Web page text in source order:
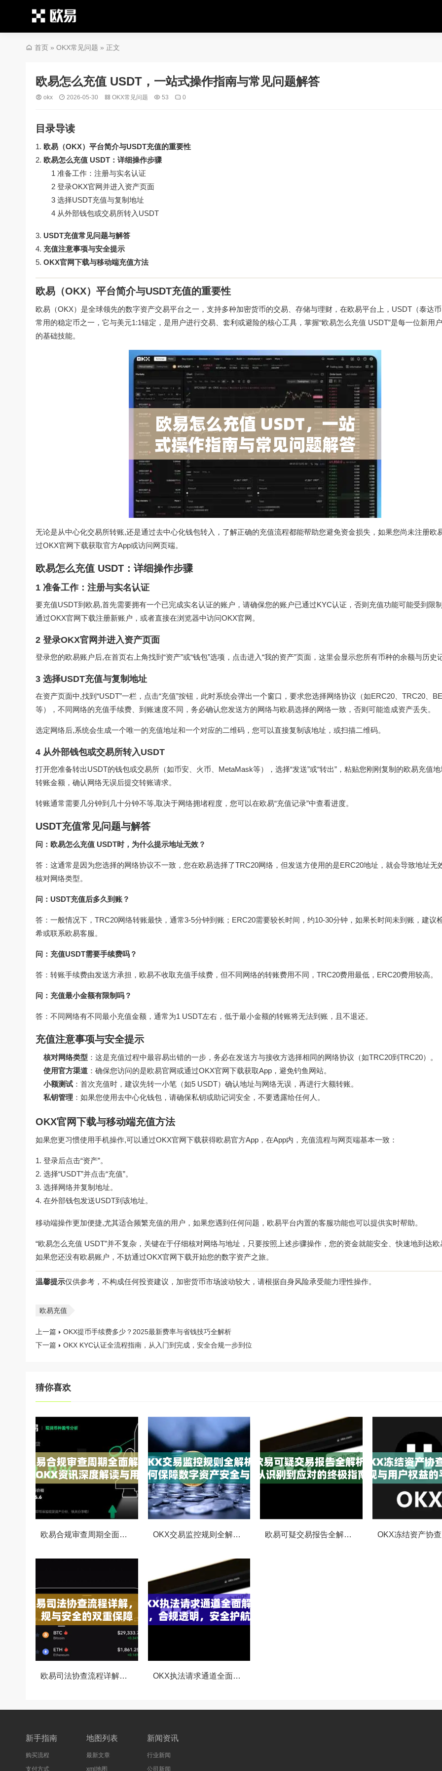
首页 » OKX常见问题 » 正文
欧易怎么充值 USDT，一站式操作指南与常见问题解答
okx 2026-05-30 OKX常见问题 53 0
目录导读
欧易（OKX）平台简介与USDT充值的重要性
欧易怎么充值 USDT：详细操作步骤
1 准备工作：注册与实名认证
2 登录OKX官网并进入资产页面
3 选择USDT充值与复制地址
4 从外部钱包或交易所转入USDT
USDT充值常见问题与解答
充值注意事项与安全提示
OKX官网下载与移动端充值方法
欧易（OKX）平台简介与USDT充值的重要性
欧易（OKX）是全球领先的数字资产交易平台之一，支持多种加密货币的交易、存储与理财，在欧易平台上，USDT（泰达
常用的稳定币之一，它与美元1:1锚定，是用户进行交易、套利或避险的核心工具，掌握“欧易怎么充值 USDT”是每一位新用
的基础技能。
无论是从中心化交易所转账,还是通过去中心化钱包转入，了解正确的充值流程都能帮助您避免资金损失，如果您尚未注册欧
过OKX官网下载获取官方App或访问网页端。
欧易怎么充值 USDT：详细操作步骤
1 准备工作：注册与实名认证
要充值USDT到欧易,首先需要拥有一个已完成实名认证的账户，请确保您的账户已通过KYC认证，否则充值功能可能受到限
通过OKX官网下载注册新账户，或者直接在浏览器中访问OKX官网。
2 登录OKX官网并进入资产页面
登录您的欧易账户后,在首页右上角找到“资产”或“钱包”选项，点击进入“我的资产”页面，这里会显示您所有币种的余额与历史
3 选择USDT充值与复制地址
在资产页面中,找到“USDT”一栏，点击“充值”按钮，此时系统会弹出一个窗口，要求您选择网络协议（如ERC20、TRC20、
等），不同网络的充值手续费、到账速度不同，务必确认您发送方的网络与欧易选择的网络一致，否则可能造成资产丢失。
选定网络后,系统会生成一个唯一的充值地址和一个对应的二维码，您可以直接复制该地址，或扫描二维码。
4 从外部钱包或交易所转入USDT
打开您准备转出USDT的钱包或交易所（如币安、火币、MetaMask等），选择“发送”或“转出”，粘贴您刚刚复制的欧易充值
转账金额，确认网络无误后提交转账请求。
转账通常需要几分钟到几十分钟不等,取决于网络拥堵程度，您可以在欧易“充值记录”中查看进度。
USDT充值常见问题与解答
问：欧易怎么充值 USDT时，为什么提示地址无效？
答：这通常是因为您选择的网络协议不一致，您在欧易选择了TRC20网络，但发送方使用的是ERC20地址，就会导致地址无
核对网络类型。
问：USDT充值后多久到账？
答：一般情况下，TRC20网络转账最快，通常3-5分钟到账；ERC20需要较长时间，约10-30分钟，如果长时间未到账，建议
希或联系欧易客服。
问：充值USDT需要手续费吗？
答：转账手续费由发送方承担，欧易不收取充值手续费，但不同网络的转账费用不同，TRC20费用最低，ERC20费用较高。
问：充值最小金额有限制吗？
答：不同网络有不同最小充值金额，通常为1 USDT左右，低于最小金额的转账将无法到账，且不退还。
充值注意事项与安全提示
核对网络类型 ：这是充值过程中最容易出错的一步，务必在发送方与接收方选择相同的网络协议（如TRC20到TRC20）。
使用官方渠道 ：确保您访问的是欧易官网或通过OKX官网下载获取App，避免钓鱼网站。
小额测试 ：首次充值时，建议先转一小笔（如5 USDT）确认地址与网络无误，再进行大额转账。
私钥管理 ：如果您使用去中心化钱包，请确保私钥或助记词安全，不要透露给任何人。
OKX官网下载与移动端充值方法
如果您更习惯使用手机操作,可以通过OKX官网下载获得欧易官方App，在App内，充值流程与网页端基本一致：
登录后点击“资产”。
选择“USDT”并点击“充值”。
选择网络并复制地址。
在外部钱包发送USDT到该地址。
移动端操作更加便捷,尤其适合频繁充值的用户，如果您遇到任何问题，欧易平台内置的客服功能也可以提供实时帮助。
“欧易怎么充值 USDT”并不复杂，关键在于仔细核对网络与地址，只要按照上述步骤操作，您的资金就能安全、快速地到达
如果您还没有欧易账户，不妨通过OKX官网下载开始您的数字资产之旅。
温馨提示仅供参考，不构成任何投资建议，加密货币市场波动较大，请根据自身风险承受能力理性操作。
欧易充值
上一篇
OKX提币手续费多少？2025最新费率与省钱技巧全解析
下一篇
OKX KYC认证全流程指南，从入门到完成，安全合规一步到位
猜你喜欢
欧易合规审查周期全面解析，OKX资讯深度解读与用户答疑 OKX交易监控规则全解析，如何保障数字资产安全与合规交易 欧易可疑交易报告全解析，从识别到应对的终极指南
欧易司法协查流程详解，合规与安全的双重保障 OKX执法请求通道全面解读，合规透明，安全护航
新手指南
购买流程
支付方式
地图列表
最新文章
xml地图
新闻资讯
行业新闻
公司新闻